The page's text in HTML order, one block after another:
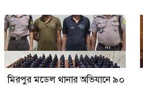
মিরপুর মডেল থানার অভিযানে ৯০